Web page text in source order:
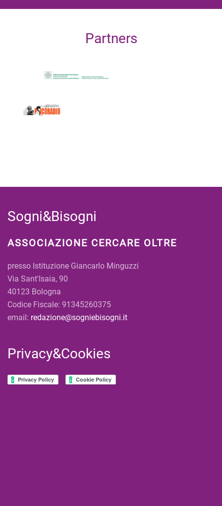
Partners
Sogni&Bisogni
ASSOCIAZIONE CERCARE OLTRE
presso Istituzione Giancarlo Minguzzi
Via Sant'Isaia, 90
40123 Bologna
Codice Fiscale: 91345260375
email: redazione@sogniebisogni.it
Privacy&Cookies